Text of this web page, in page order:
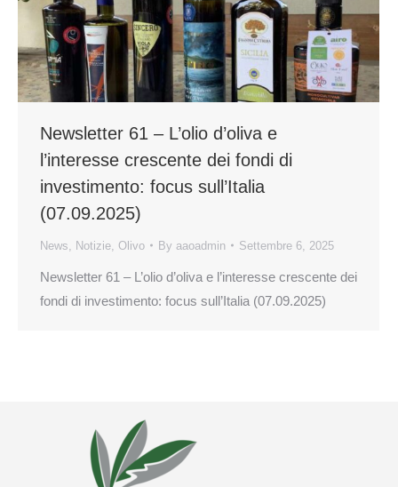
Newsletter 61 – L’olio d’oliva e
l’interesse crescente dei fondi di
investimento: focus sull’Italia
(07.09.2025)
News Notizie Olivo By aaoadmin Settembre 6, 2025
Newsletter 61 – L’olio d’oliva e l’interesse crescente dei
fondi di investimento: focus sull’Italia (07.09.2025)